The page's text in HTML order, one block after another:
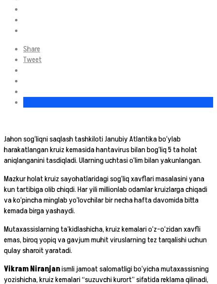
Share
Tweet
Jahon sog‘liqni saqlash tashkiloti Janubiy Atlantika bo‘ylab
harakatlangan kruiz kemasida hantavirus bilan bog‘liq 5 ta holat
aniqlanganini tasdiqladi. Ularning uchtasi o‘lim bilan yakunlangan.
Mazkur holat kruiz sayohatlaridagi sog‘liq xavflari masalasini yana
kun tartibiga olib chiqdi. Har yili millionlab odamlar kruizlarga chiqadi
va ko‘pincha minglab yo‘lovchilar bir necha hafta davomida bitta
kemada birga yashaydi.
Mutaxassislarning ta’kidlashicha, kruiz kemalari o‘z-o‘zidan xavfli
emas, biroq yopiq va gavjum muhit viruslarning tez tarqalishi uchun
qulay sharoit yaratadi.
Vikram Niranjanismli jamoat salomatligi bo‘yicha mutaxassisning
yozishicha, kruiz kemalari “suzuvchi kurort” sifatida reklama qilinadi,